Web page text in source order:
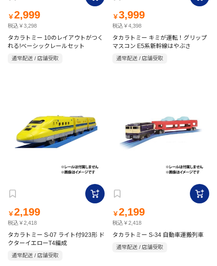
￥2,999
税込￥3,298
タカラトミー 10のレイアウトがつく
れる!ベーシックレールセット
通常配送 / 店舗受取
￥3,999
税込￥4,398
タカラトミー キミが運転！グリップ
マスコン E5系新幹線はやぶさ
通常配送 / 店舗受取
￥2,199
税込￥2,418
タカラトミー S-07 ライト付923形 ド
クターイエローT4編成
通常配送 / 店舗受取
￥2,199
税込￥2,418
タカラトミー S-34 自動車運搬列車
通常配送 / 店舗受取